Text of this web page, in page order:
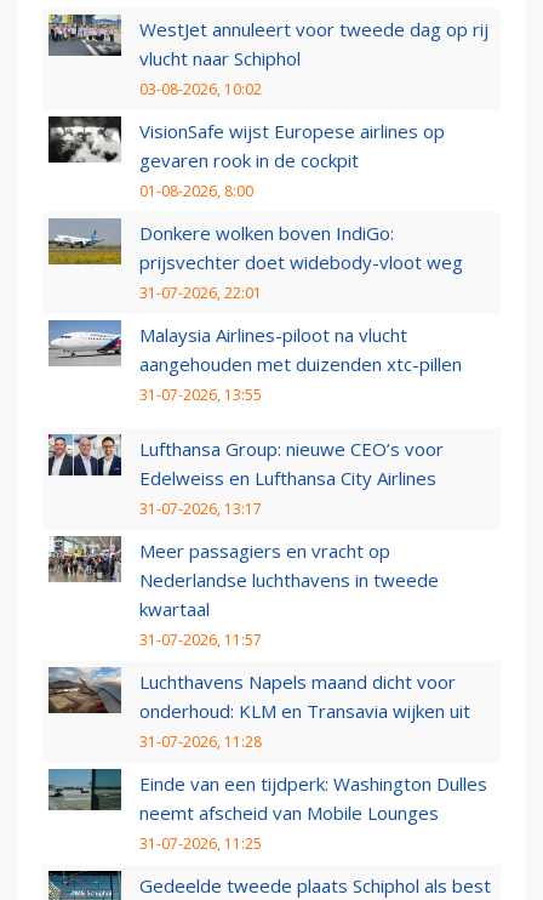
WestJet annuleert voor tweede dag op rij
vlucht naar Schiphol
03-08-2026, 10:02
VisionSafe wijst Europese airlines op
gevaren rook in de cockpit
01-08-2026, 8:00
Donkere wolken boven IndiGo:
prijsvechter doet widebody-vloot weg
31-07-2026, 22:01
Malaysia Airlines-piloot na vlucht
aangehouden met duizenden xtc-pillen
31-07-2026, 13:55
Lufthansa Group: nieuwe CEO’s voor
Edelweiss en Lufthansa City Airlines
31-07-2026, 13:17
Meer passagiers en vracht op
Nederlandse luchthavens in tweede
kwartaal
31-07-2026, 11:57
Luchthavens Napels maand dicht voor
onderhoud: KLM en Transavia wijken uit
31-07-2026, 11:28
Einde van een tijdperk: Washington Dulles
neemt afscheid van Mobile Lounges
31-07-2026, 11:25
Gedeelde tweede plaats Schiphol als best